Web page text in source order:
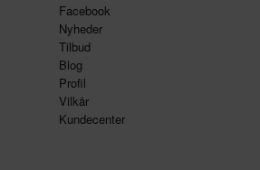
Facebook
Nyheder
Tilbud
Blog
Profil
Vilkår
Kundecenter